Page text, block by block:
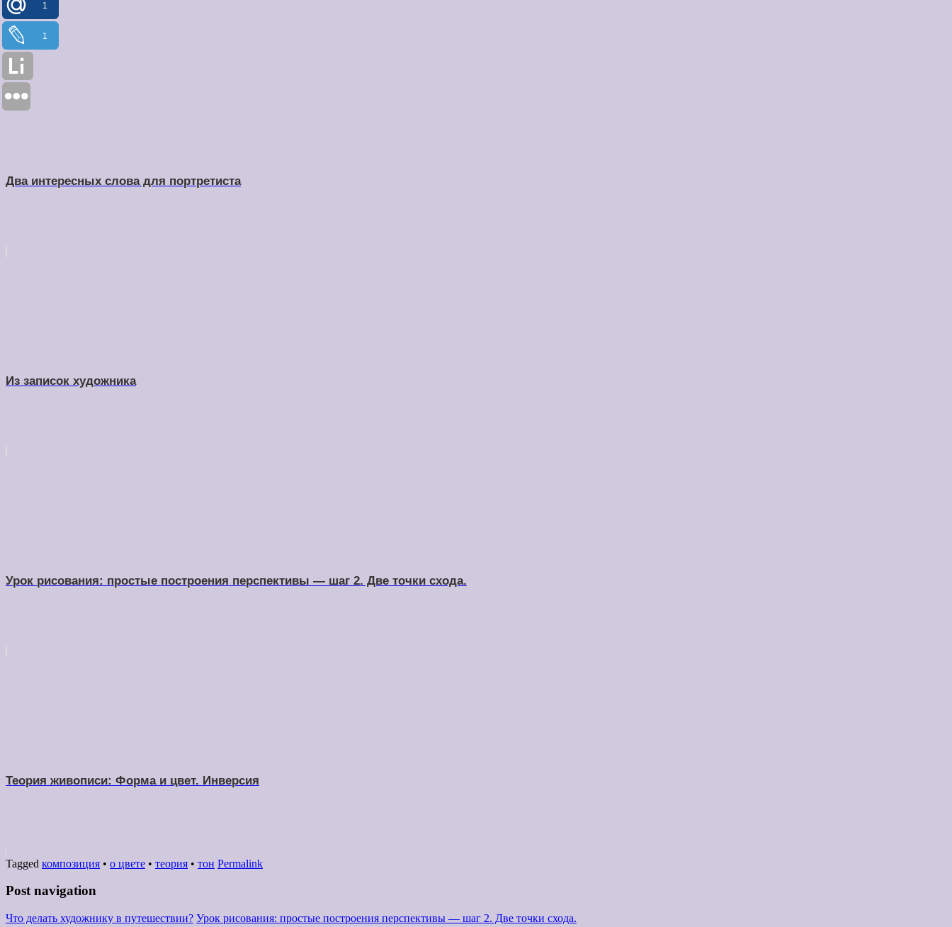
Два интересных слова для портретиста
Из записок художника
Урок рисования: простые построения перспективы — шаг 2. Две точки схода.
Теория живописи: Форма и цвет. Инверсия
Tagged композиция • о цвете • теория • тон Permalink
Post navigation
Что делать художнику в путешествии? Урок рисования: простые построения перспективы — шаг 2. Две точки схода.
1
1